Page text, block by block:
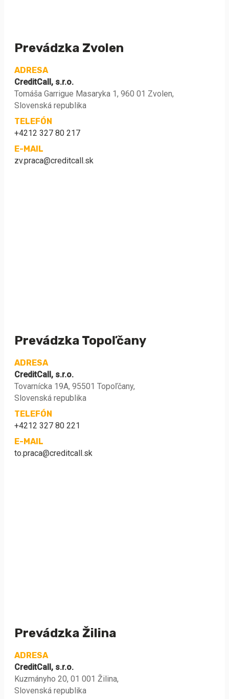
Prevádzka Zvolen
ADRESA
CreditCall, s.r.o.
Tomáša Garrigue Masaryka 1, 960 01 Zvolen,
Slovenská republika
TELEFÓN
+4212 327 80 217
E-MAIL
zv.praca@creditcall.sk
Prevádzka Topoľčany
ADRESA
CreditCall, s.r.o.
Tovarnícka 19A, 95501 Topoľčany,
Slovenská republika
TELEFÓN
+4212 327 80 221
E-MAIL
to.praca@creditcall.sk
Prevádzka Žilina
ADRESA
CreditCall, s.r.o.
Kuzmányho 20, 01 001 Žilina,
Slovenská republika